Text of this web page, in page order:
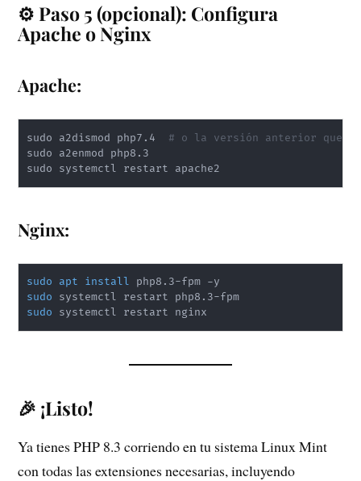
⚙️ Paso 5 (opcional): Configura
Apache o Nginx
Apache:
sudo a2dismod php7.4 # o la versión anterior que
sudo a2enmod php8.3
sudo systemctl restart apache2
Nginx:
sudo apt install
sudo
sudo systemctl restart nginx
🎉 ¡Listo!
Ya tienes PHP 8.3 corriendo en tu sistema Linux Mint
con todas las extensiones necesarias, incluyendo